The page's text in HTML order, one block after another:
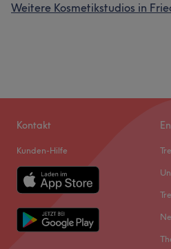
Weitere Kosmetikstudios in
Kontakt
Kunden-Hilfe